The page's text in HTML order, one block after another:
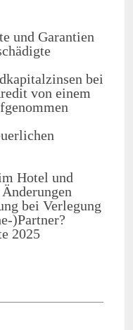
und Garantien
bei
von einem
Hotel und
bei Verlegung
)Partner?
2025